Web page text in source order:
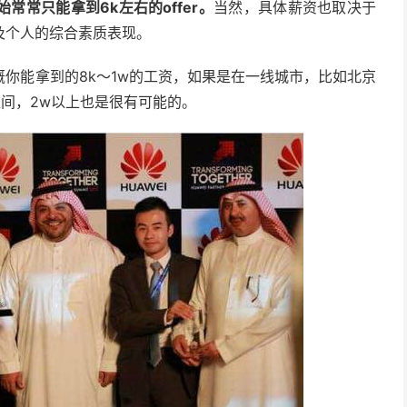
常常只能拿到6k左右的offer。 当然，具体薪资也取决于
人的综合素质表现。
能拿到的8k～1w的工资，如果是在一线城市，比如北京
，2w以上也是很有可能的。